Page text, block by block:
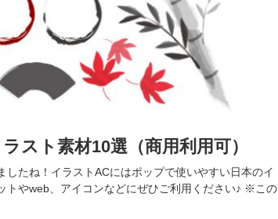
スト素材10選（商用利用可）
たね！イラストACにはポップで使いやすい日本のイ
トやweb、アイコンなどにぜひご利用ください♪ ※この